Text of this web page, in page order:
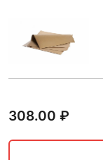
308.00 ₽